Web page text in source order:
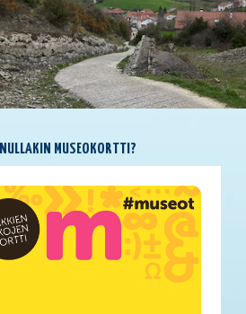
MUSEOKORTTI?